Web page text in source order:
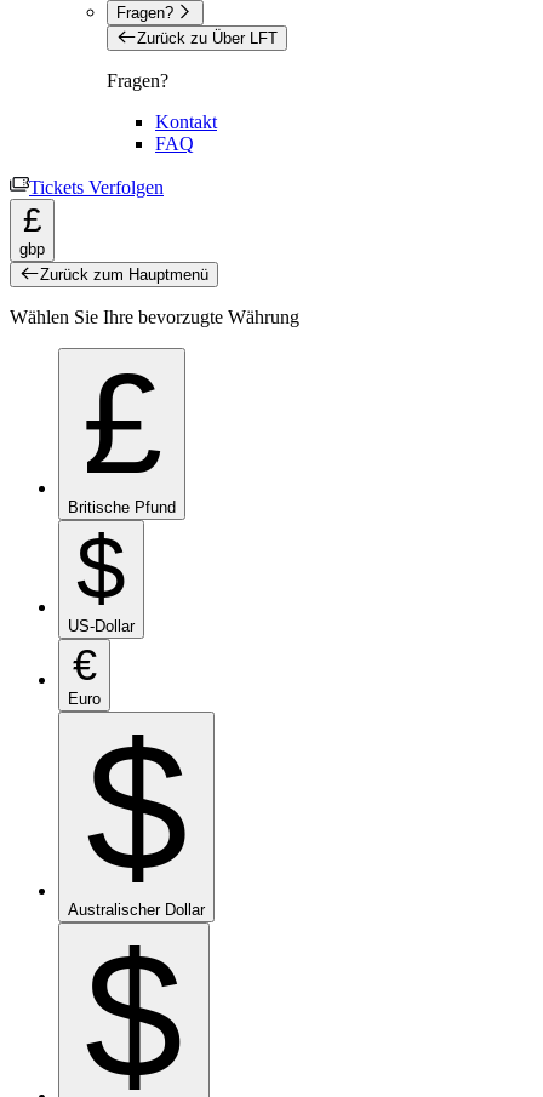
Fragen?
Zurück zu Über LFT
Fragen?
Kontakt
FAQ
Tickets Verfolgen
£
gbp
Zurück zum Hauptmenü
Wählen Sie Ihre bevorzugte Währung
£
Britische Pfund
$
US-Dollar
€
Euro
$
Australischer Dollar
$